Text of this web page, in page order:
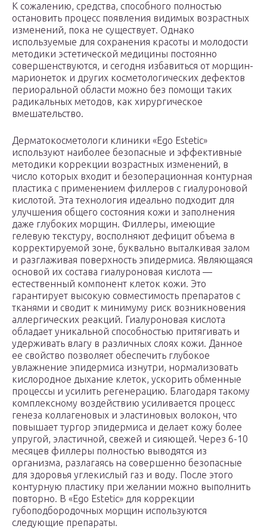
К сожалению, средства, способного полностью
остановить процесс появления видимых возрастных
изменений, пока не существует. Однако
используемые для сохранения красоты и молодости
методики эстетической медицины постоянно
совершенствуются, и сегодня избавиться от морщин-
марионеток и других косметологических дефектов
периоральной области можно без помощи таких
радикальных методов, как хирургическое
вмешательство.
Дерматокосметологи клиники «Ego Estetic»
используют наиболее безопасные и эффективные
методики коррекции возрастных изменений, в
число которых входит и безоперационная контурная
пластика с применением филлеров с гиалуроновой
кислотой. Эта технология идеально подходит для
улучшения общего состояния кожи и заполнения
даже глубоких морщин. Филлеры, имеющие
гелевую текстуру, восполняют дефицит объема в
корректируемой зоне, буквально выталкивая залом
и разглаживая поверхность эпидермиса. Являющаяся
основой их состава гиалуроновая кислота —
естественный компонент клеток кожи. Это
гарантирует высокую совместимость препаратов с
тканями и сводит к минимуму риск возникновения
аллергических реакций. Гиалуроновая кислота
обладает уникальной способностью притягивать и
удерживать влагу в различных слоях кожи. Данное
ее свойство позволяет обеспечить глубокое
увлажнение эпидермиса изнутри, нормализовать
кислородное дыхание клеток, ускорить обменные
процессы и усилить регенерацию. Благодаря такому
комплексному воздействию усиливается процесс
генеза коллагеновых и эластиновых волокон, что
повышает тургор эпидермиса и делает кожу более
упругой, эластичной, свежей и сияющей. Через 6-10
месяцев филлеры полностью выводятся из
организма, разлагаясь на совершенно безопасные
для здоровья углекислый газ и воду. После этого
контурную пластику при желании можно выполнить
повторно. В «Ego Estetic» для коррекции
губоподбородочных морщин используются
следующие препараты.